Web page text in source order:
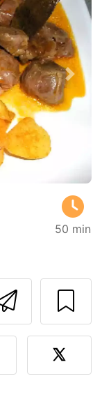
50 min
al autor
esta